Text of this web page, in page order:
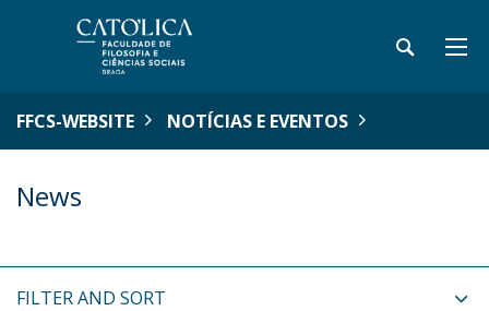
FFCS-WEBSITE NOTÍCIAS E EVENTOS
News
FILTER AND SORT